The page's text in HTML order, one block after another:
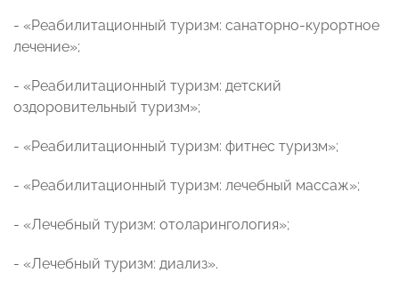
- «Реабилитационный туризм: санаторно-курортное
лечение»;
- «Реабилитационный туризм: детский
оздоровительный туризм»;
- «Реабилитационный туризм: фитнес туризм»;
- «Реабилитационный туризм: лечебный массаж»;
- «Лечебный туризм: отоларингология»;
- «Лечебный туризм: диализ».